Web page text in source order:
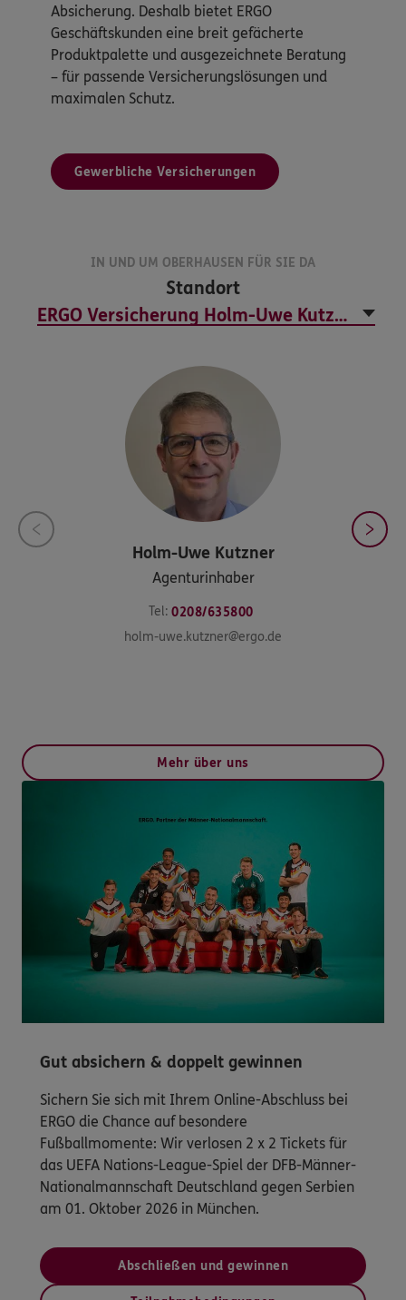
Absicherung. Deshalb bietet ERGO
Geschäftskunden eine breit gefächerte
Produktpalette und ausgezeichnete Beratung
– für passende Versicherungslösungen und
maximalen Schutz.
Gewerbliche Versicherungen
IN UND UM OBERHAUSEN FÜR SIE DA
Standort
Holm-Uwe Kutzner
Agenturinhaber
Tel: 0208/635800
holm-uwe.kutzner@ergo.de
Mehr über uns
Gut absichern & doppelt gewinnen
Sichern Sie sich mit Ihrem Online-Abschluss bei
ERGO die Chance auf besondere
Fußballmomente: Wir verlosen 2 x 2 Tickets für
das UEFA Nations-League-Spiel der DFB-Männer-
Nationalmannschaft Deutschland gegen Serbien
am 01. Oktober 2026 in München.
Abschließen und gewinnen